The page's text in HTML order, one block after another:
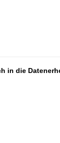
in die